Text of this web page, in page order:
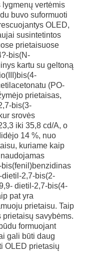
vertėmis
buvo suformuoti
OLED,
susintetintos
prietaisuose
bis(N-
kartu su geltoną
(PO-
prietaisas,
bis(3-
srovės
iki 35,8 cd/A, o
14 %, nuo
kuriame kaip
2,7-bis(2-
dietil-2,7-bis(4-
pat yra
prietaisu. Taip
savybėms.
formuojant
gali būti daug
OLED prietasių